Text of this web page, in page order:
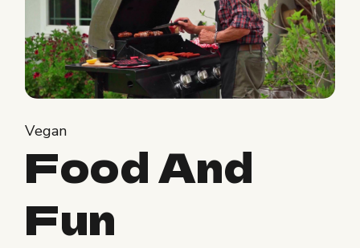
Vegan
Food And
Fun